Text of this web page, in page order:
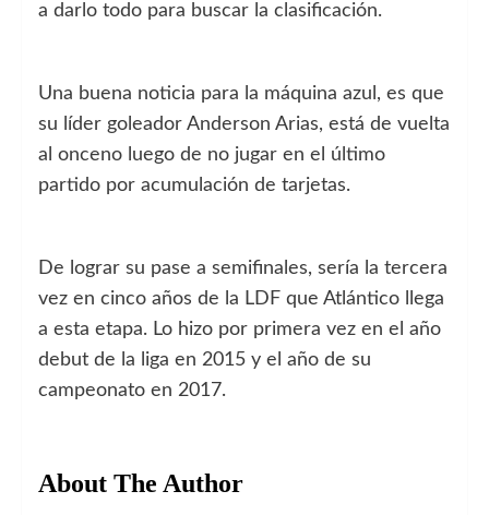
a darlo todo para buscar la clasificación.
Una buena noticia para la máquina azul, es que
su líder goleador Anderson Arias, está de vuelta
al onceno luego de no jugar en el último
partido por acumulación de tarjetas.
De lograr su pase a semifinales, sería la tercera
vez en cinco años de la LDF que Atlántico llega
a esta etapa. Lo hizo por primera vez en el año
debut de la liga en 2015 y el año de su
campeonato en 2017.
About The Author